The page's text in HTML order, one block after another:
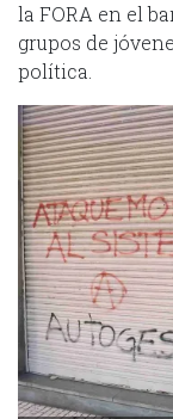
la FORA en el
grupos de
política.